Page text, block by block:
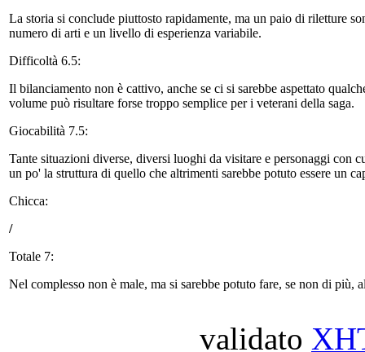
La storia si conclude piuttosto rapidamente, ma un paio di riletture
numero di arti e un livello di esperienza variabile.
Difficoltà 6.5:
Il bilanciamento non è cattivo, anche se ci si sarebbe aspettato
volume può risultare forse troppo semplice per i veterani della saga.
Giocabilità 7.5:
Tante situazioni diverse, diversi luoghi da visitare e personaggi con
un po' la struttura di quello che altrimenti sarebbe potuto essere un
Chicca:
/
Totale 7:
Nel complesso non è male, ma si sarebbe potuto fare, se non di più,
validato